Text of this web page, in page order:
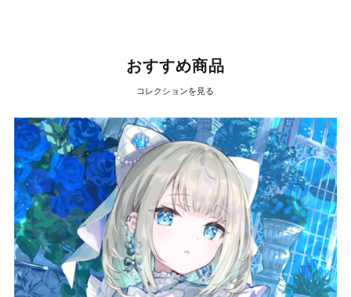
おすすめ商品
コレクションを見る